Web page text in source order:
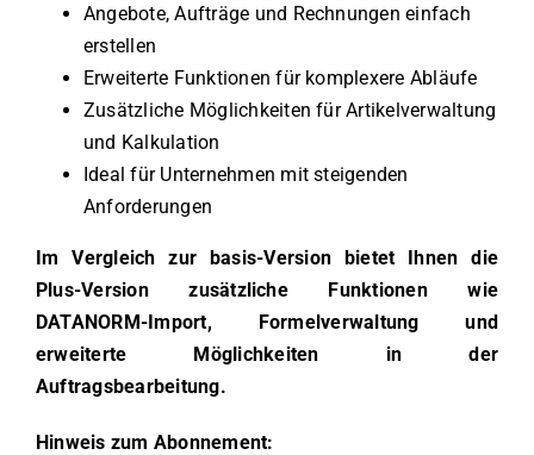
Angebote, Aufträge und Rechnungen einfach
erstellen
Erweiterte Funktionen für komplexere Abläufe
Zusätzliche Möglichkeiten für Artikelverwaltung
und Kalkulation
Ideal für Unternehmen mit steigenden
Anforderungen
Im Vergleich zur basis-Version bietet Ihnen die
Plus-Version zusätzliche Funktionen wie
DATANORM-Import, Formelverwaltung und
erweiterte Möglichkeiten in der
Auftragsbearbeitung.
Hinweis zum Abonnement: